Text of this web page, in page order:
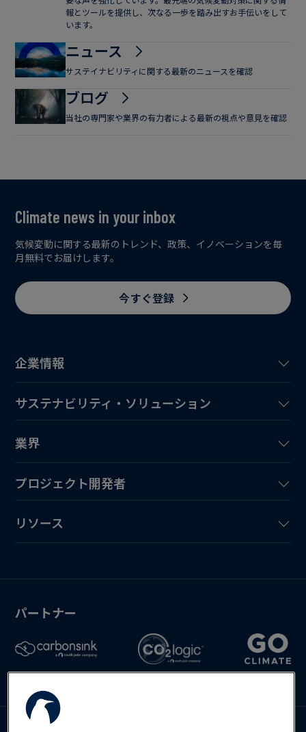
報とツールを提供し、次なる一歩を踏み出すお手伝いをして
います。
ニュース
サステイナビリティに関する最新のニュースを確認
ブログ
当社の専門家や業界の有力者による最新の視点や意見を確認
企業情報
サステナビリティ・ソリューション
業界
プロジェクト開発者
リソース
Climate news in your inbox
気候変動に関する最新のトレンド、政策、イノベーションを毎
月無料でお届けします。
今すぐ登録
パートナー